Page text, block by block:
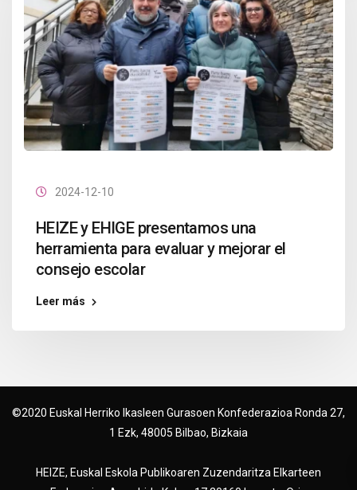
2024-12-10
HEIZE y EHIGE presentamos una
herramienta para evaluar y mejorar el
consejo escolar
Leer más
©2020 Euskal Herriko Ikasleen Gurasoen Konfederazioa Ronda 27,
1 Ezk, 48005 Bilbao, Bizkaia
HEIZE, Euskal Eskola Publikoaren Zuzendaritza Elkarteen